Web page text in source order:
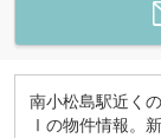
南小松島駅近く
Ⅰの物件情報。